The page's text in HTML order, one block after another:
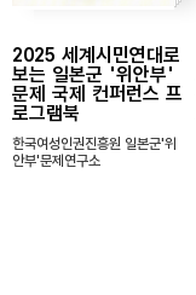
2025 세계시민연대로
보는 일본군 '위안부'
문제 국제 컨퍼런스 프
로그램북
한국여성인권진흥원 일본군'위
안부'문제연구소